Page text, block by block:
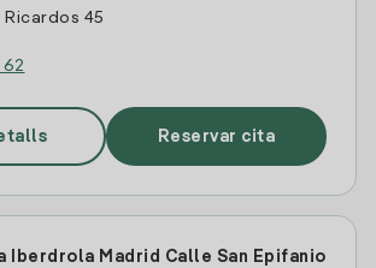
45
62
Reservar cita
Iberdrola Madrid Calle San Epifanio